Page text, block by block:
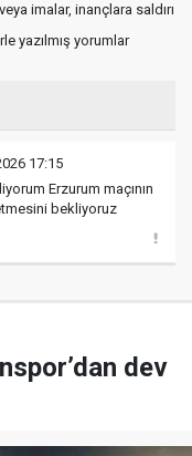
imalar, inançlara saldırı
yazılmış yorumlar
17:15
Erzurum maçının
bekliyoruz
dev